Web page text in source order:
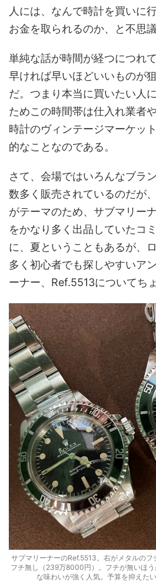
人には、なんで時計を買いに
お金を取られるのか、と不思
単純な話が時間が経つにつれ
早ければ早いほどいいものが
だ。つまり本当に買いたい人
ためこの時間帯は仕入れ業者
時計のヴィンテージマーケッ
的なことなのである。
さて、会場ではいろんなブラ
数多く販売されているのだが
がテーマのため、サブマリー
をかなり多く出品していたコ
に、夏ということもあるが、
多く初心者でも探しやすいア
ーナー、Ref.5513についてち
サブマリーナーのRef.5513。右がメタルの
フチ無し（239万8000円）。フチが無いほ
な味わいが強く人気。予算を抑えた